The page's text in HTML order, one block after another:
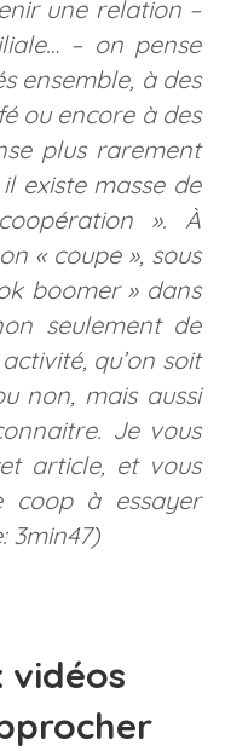
une relation –
– on pense
ensemble, à des
ou encore à des
plus rarement
existe masse de
». À
« coupe », sous
boomer » dans
seulement de
qu’on soit
non, mais aussi
Je vous
article, et vous
coop à essayer
3min47)
vidéos